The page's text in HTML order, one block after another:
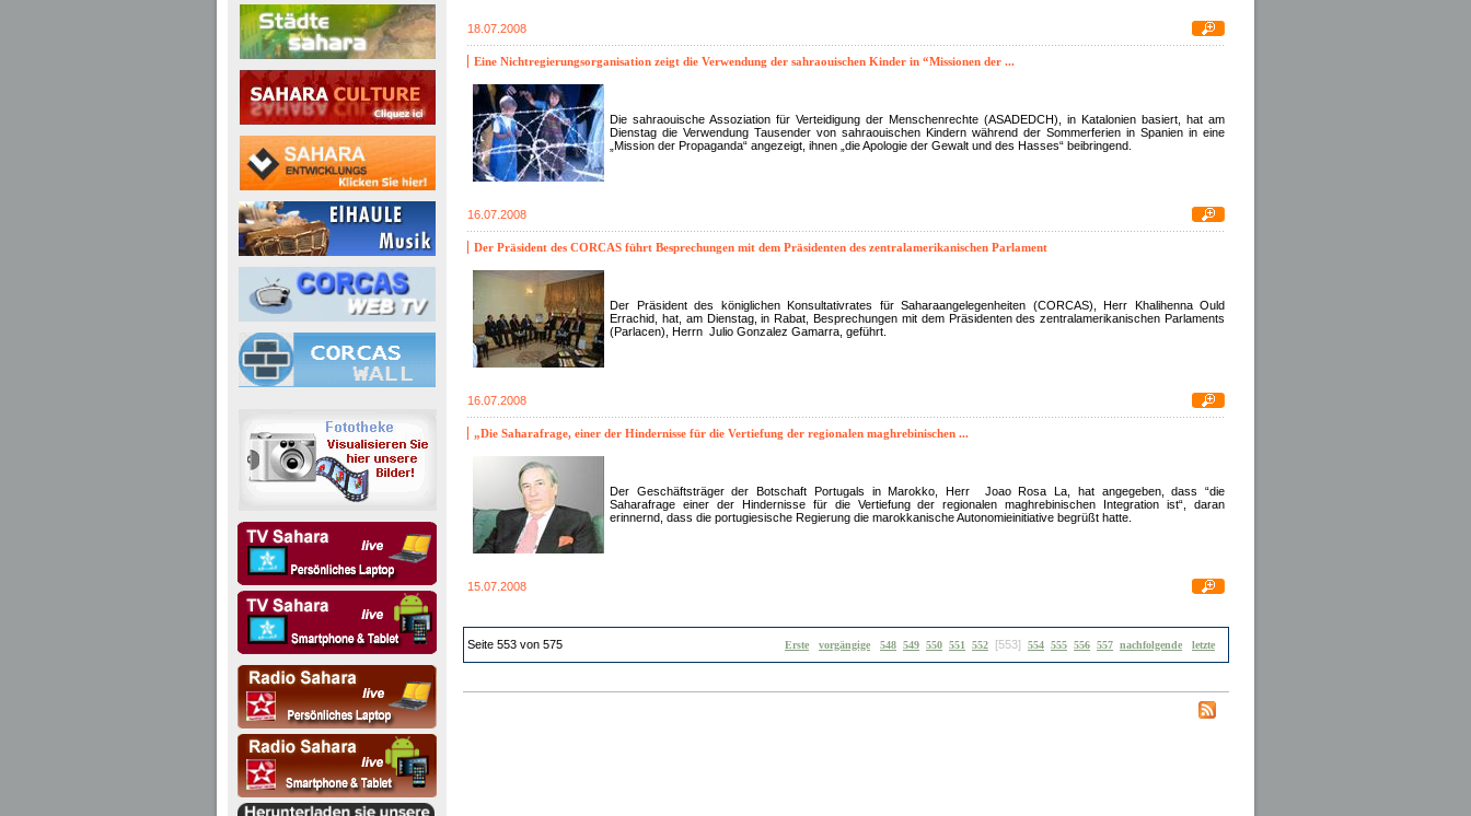
18.07.2008
Eine Nichtregierungsorganisation zeigt die Verwendung der sahraouischen Kinder in “Missionen der ...
Die sahraouische Assoziation für Verteidigung der Menschenrechte (ASADEDCH), in Katalonien basiert, hat am
Dienstag die Verwendung Tausender von sahraouischen Kindern während der Sommerferien in Spanien in eine
„Mission der Propaganda“ angezeigt, ihnen „die Apologie der Gewalt und des Hasses“ beibringend.
16.07.2008
Der Präsident des CORCAS führt Besprechungen mit dem Präsidenten des zentralamerikanischen Parlament
Der Präsident des königlichen Konsultativrates für Saharaangelegenheiten (CORCAS), Herr Khalihenna Ould
Errachid, hat, am Dienstag, in Rabat, Besprechungen mit dem Präsidenten des zentralamerikanischen Parlaments
(Parlacen), Herrn Julio Gonzalez Gamarra, geführt.
16.07.2008
„Die Saharafrage, einer der Hindernisse für die Vertiefung der regionalen maghrebinischen ...
Der Geschäftsträger der Botschaft Portugals in Marokko, Herr Joao Rosa La, hat angegeben, dass “die
Saharafrage einer der Hindernisse für die Vertiefung der regionalen maghrebinischen Integration ist“, daran
erinnernd, dass die portugiesische Regierung die marokkanische Autonomieinitiative begrüßt hatte.
15.07.2008
Seite 553 von 575 Erste vorgängige 548 549 550 551 552 [553] 554 555 556 557 nachfolgende letzte